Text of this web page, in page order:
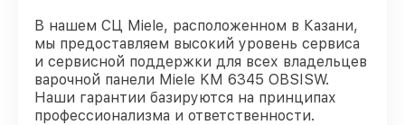
В нашем СЦ Miele, расположенном в Казани,
мы предоставляем высокий уровень сервиса
и сервисной поддержки для всех владельцев
варочной панели Miele KM 6345 OBSISW.
Наши гарантии базируются на принципах
профессионализма и ответственности.